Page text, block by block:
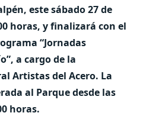
este sábado 27 de
horas, y finalizará con el
“Jornadas
a cargo de la
Artistas del Acero. La
al Parque desde las
horas.